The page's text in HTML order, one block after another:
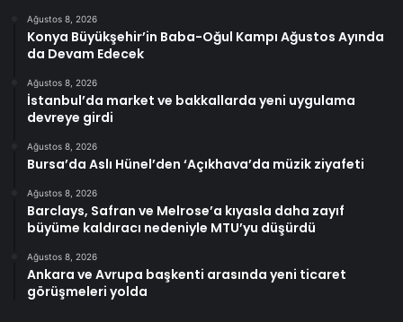
Ağustos 8, 2026
Konya Büyükşehir’in Baba-Oğul Kampı Ağustos Ayında
da Devam Edecek
Ağustos 8, 2026
İstanbul’da market ve bakkallarda yeni uygulama
devreye girdi
Ağustos 8, 2026
Bursa’da Aslı Hünel’den ‘Açıkhava’da müzik ziyafeti
Ağustos 8, 2026
Barclays, Safran ve Melrose’a kıyasla daha zayıf
büyüme kaldıracı nedeniyle MTU’yu düşürdü
Ağustos 8, 2026
Ankara ve Avrupa başkenti arasında yeni ticaret
görüşmeleri yolda